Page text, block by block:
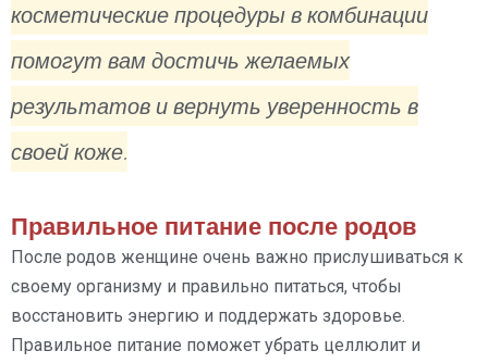
косметические процедуры в комбинации
помогут вам достичь желаемых
результатов и вернуть уверенность в
своей коже.
Правильное питание после родов
После родов женщине очень важно прислушиваться к
своему организму и правильно питаться, чтобы
восстановить энергию и поддержать здоровье.
Правильное питание поможет убрать целлюлит и